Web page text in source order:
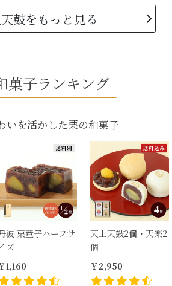
鼓をもっと見る
菓子ランキング
いを活かした栗の和菓子
波 栗童子ハーフサ
ズ
1,160
天上天鼓2個・天楽2
個
￥2,950